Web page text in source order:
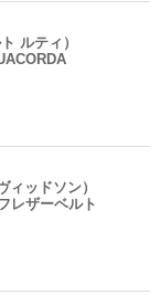
ルティ）
ッドソン）
レザーベルト